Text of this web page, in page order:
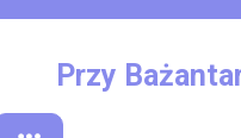
Przy